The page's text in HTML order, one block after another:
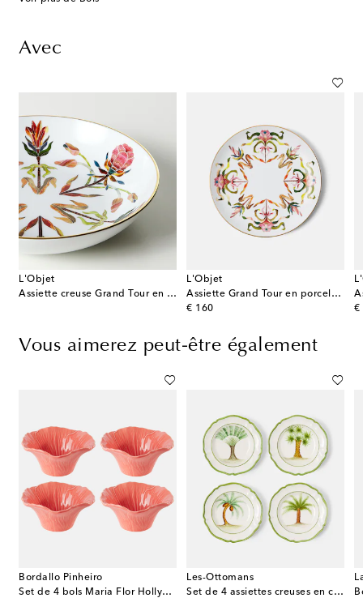
Avec
L'Objet
Assiette creuse Grand Tour en porcelaine
L'Objet
Assiette Grand Tour en porcelaine
€ 160
original price €
Vous aimerez peut-être également
Bordallo Pinheiro
Set de 4 bols Maria Flor Hollyhock
Les-Ottomans
Set de 4 assiettes creuses en céramique